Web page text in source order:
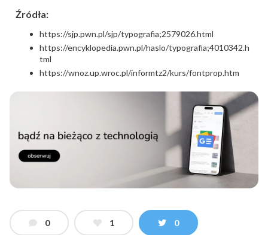
Źródła:
https://sjp.pwn.pl/sjp/typografia;2579026.html
https://encyklopedia.pwn.pl/haslo/typografia;4010342.h
tml
https://wnoz.up.wroc.pl/informtz2/kurs/fontprop.htm
0 1 0